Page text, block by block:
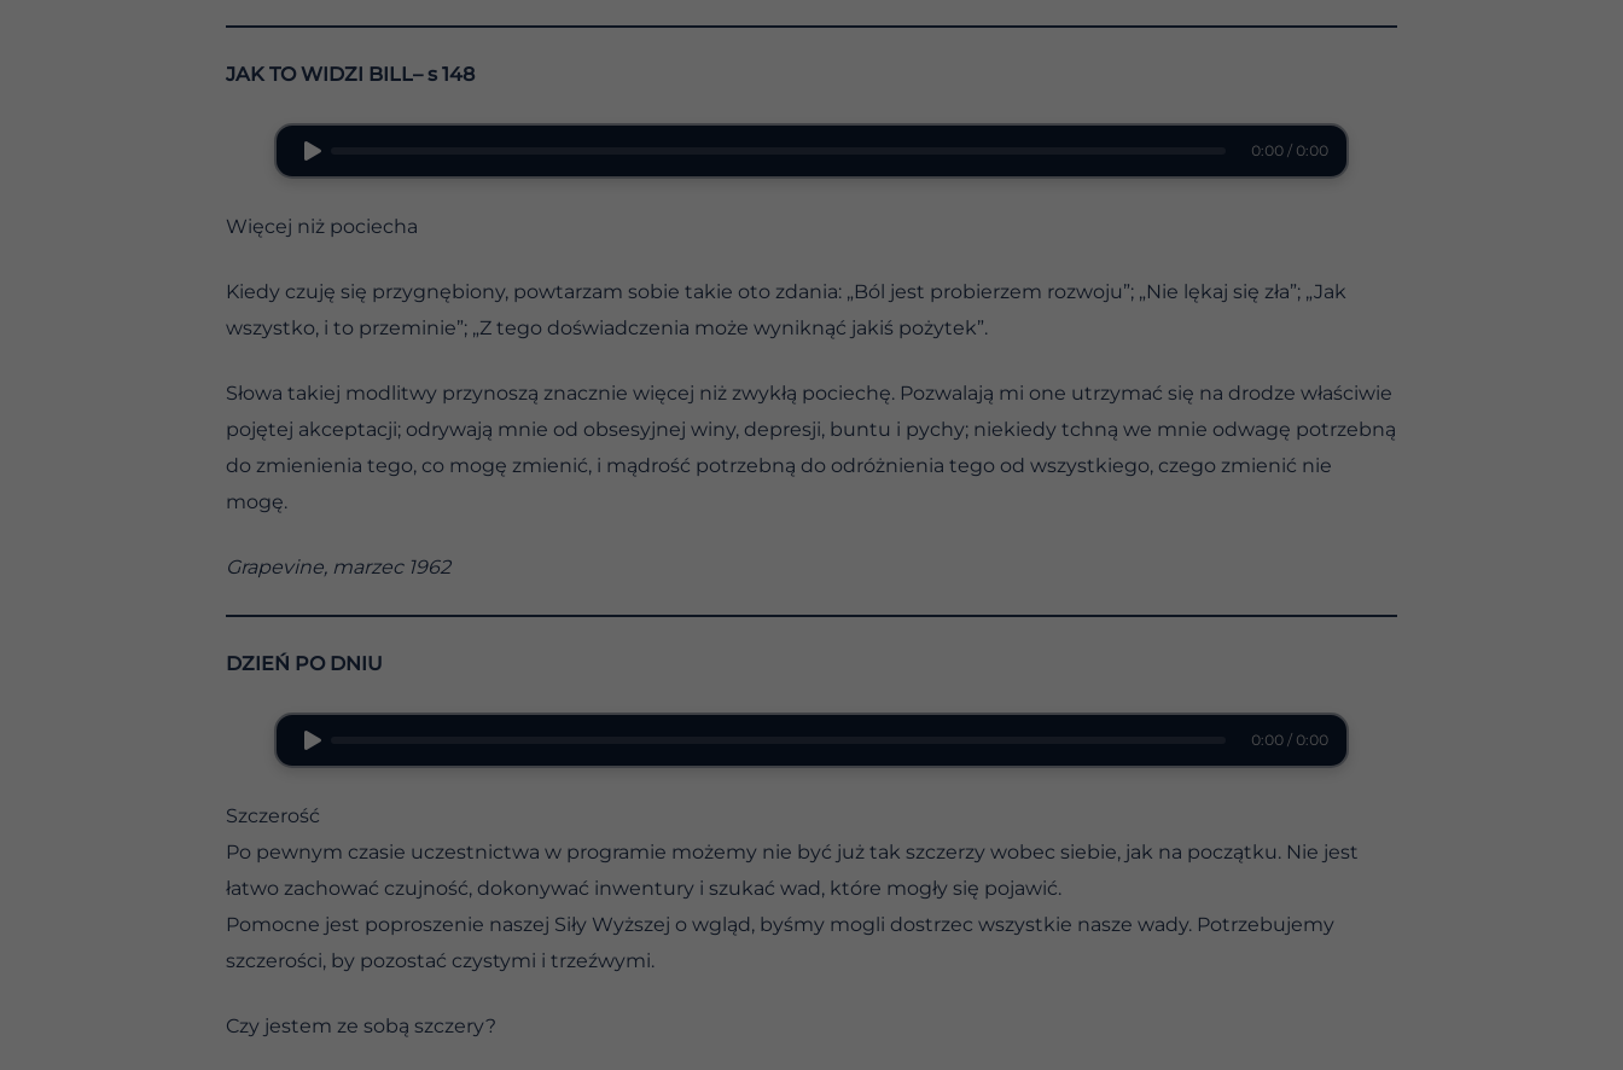
JAK TO WIDZI BILL– s 148
0:00 / 0:00
Więcej niż pociecha
Kiedy czuję się przygnębiony, powtarzam sobie takie oto zdania: „Ból jest probierzem rozwoju”; „Nie lękaj się zła”; „Jak
wszystko, i to przeminie”; „Z tego doświadczenia może wyniknąć jakiś pożytek”.
Słowa takiej modlitwy przynoszą znacznie więcej niż zwykłą pociechę. Pozwalają mi one utrzymać się na drodze właściwie
pojętej akceptacji; odrywają mnie od obsesyjnej winy, depresji, buntu i pychy; niekiedy tchną we mnie odwagę potrzebną
do zmienienia tego, co mogę zmienić, i mądrość potrzebną do odróżnienia tego od wszystkiego, czego zmienić nie
mogę.
Grapevine, marzec 1962
DZIEŃ PO DNIU
0:00 / 0:00
Szczerość
Po pewnym czasie uczestnictwa w programie możemy nie być już tak szczerzy wobec siebie, jak na początku. Nie jest
łatwo zachować czujność, dokonywać inwentury i szukać wad, które mogły się pojawić.
Pomocne jest poproszenie naszej Siły Wyższej o wgląd, byśmy mogli dostrzec wszystkie nasze wady. Potrzebujemy
szczerości, by pozostać czystymi i trzeźwymi.
Czy jestem ze sobą szczery?